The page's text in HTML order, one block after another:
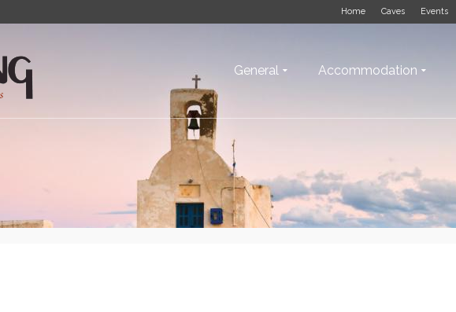
Home Caves Events
General Accommodation